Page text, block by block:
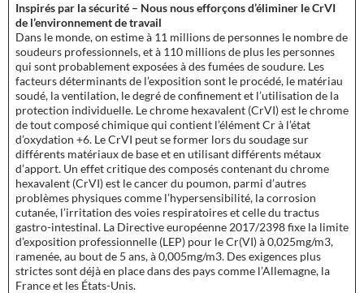
Inspirés par la sécurité – Nous nous efforçons d’éliminer le CrVI
de l’environnement de travail
Dans le monde, on estime à 11 millions de personnes le nombre de
soudeurs professionnels, et à 110 millions de plus les personnes
qui sont probablement exposées à des fumées de soudure. Les
facteurs déterminants de l’exposition sont le procédé, le matériau
soudé, la ventilation, le degré de confinement et l’utilisation de la
protection individuelle. Le chrome hexavalent (CrVI) est le chrome
de tout composé chimique qui contient l’élément Cr à l’état
d’oxydation +6. Le CrVI peut se former lors du soudage sur
différents matériaux de base et en utilisant différents métaux
d’apport. Un effet critique des composés contenant du chrome
hexavalent (CrVI) est le cancer du poumon, parmi d’autres
problèmes physiques comme l’hypersensibilité, la corrosion
cutanée, l’irritation des voies respiratoires et celle du tractus
gastro-intestinal. La Directive européenne 2017/2398 fixe la limite
d’exposition professionnelle (LEP) pour le Cr(VI) à 0,025mg/m3,
ramenée, au bout de 5 ans, à 0,005mg/m3. Des exigences plus
strictes sont déjà en place dans des pays comme l’Allemagne, la
France et les États-Unis.